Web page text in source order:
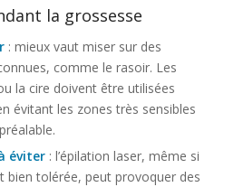
la grossesse
: mieux vaut miser sur des
comme le rasoir. Les
la cire doivent être utilisées
évitant les zones très sensibles
éviter : l’épilation laser, même si
bien tolérée, peut provoquer des